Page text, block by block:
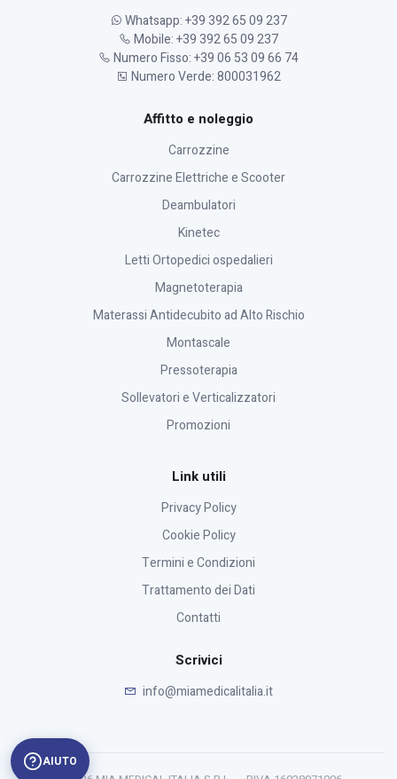
Whatsapp: +39 392 65 09 237
Mobile: +39 392 65 09 237
Numero Fisso: +39 06 53 09 66 74
Numero Verde: 800031962
Affitto e noleggio
Carrozzine
Carrozzine Elettriche e Scooter
Deambulatori
Kinetec
Letti Ortopedici ospedalieri
Magnetoterapia
Materassi Antidecubito ad Alto Rischio
Montascale
Pressoterapia
Sollevatori e Verticalizzatori
Promozioni
Link utili
Privacy Policy
Cookie Policy
Termini e Condizioni
Trattamento dei Dati
Contatti
Scrivici
info@miamedicalitalia.it
AIUTO